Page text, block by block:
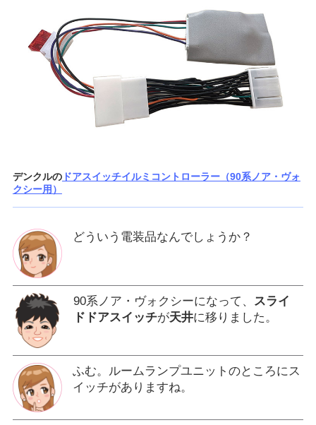
デンクルのドアスイッチイルミコントローラー（90系ノア・ヴォ
クシー用）
どういう電装品なんでしょうか？
90系ノア・ヴォクシーになって、
スライ
ドドアスイッチが天井に移りました。
ふむ。ルームランプユニットのところにス
イッチがありますね。